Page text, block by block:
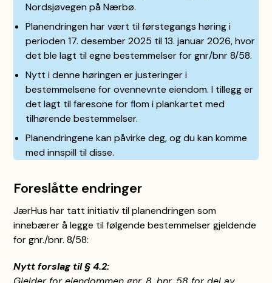
Nordsjøvegen på Nærbø.
Planendringen har vært til førstegangs høring i
perioden 17. desember 2025 til 13. januar 2026, hvor
det ble lagt til egne bestemmelser for gnr/bnr 8/58.
Nytt i denne høringen er justeringer i
bestemmelsene for ovennevnte eiendom. I tillegg er
det lagt til faresone for flom i plankartet med
tilhørende bestemmelser.
Planendringene kan påvirke deg, og du kan komme
med innspill til disse.
Foreslåtte endringer
JærHus har tatt initiativ til planendringen som
innebærer å legge til følgende bestemmelser gjeldende
for gnr./bnr. 8/58:
Nytt forslag til § 4.2: